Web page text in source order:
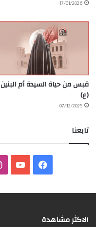
17/01/2026
قبس من حياة السيدة أم البنين
(ع)
07/12/2025
تابعنا
الاكثر مشاهدة